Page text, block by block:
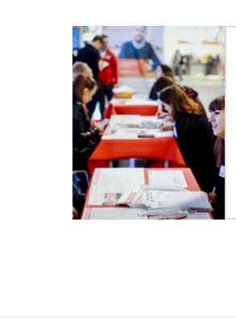
Ta sekcja zawiera treści